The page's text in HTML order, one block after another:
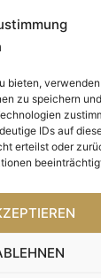
bieten,
zu speichern
IDs auf
erteilst oder